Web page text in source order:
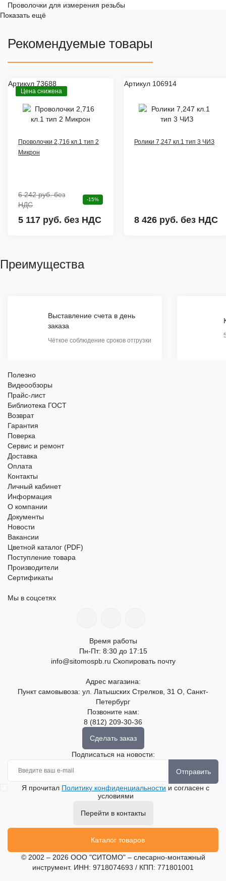
Проволочки для измерения резьбы
Показать ещё
Рекомендуемые товары
Артикул 73688
Цена снижена
Проволочки 2,716 кл.1 тип 2
Микрон
6 242 руб.без
НДС
-15%
5 117 руб. без НДС
Артикул 106914
Ролики 7,247 кл.1 тип 3 ЧИЗ
8 426 руб. без НДС
Преимущества
Выставление счета в день
заказа
Чёткое соблюдение сроков отгрузки
Полезно
Видеообзоры
Прайс-лист
Библиотека ГОСТ
Возврат
Гарантия
Поверка
Сервис и ремонт
Доставка
Оплата
Контакты
Личный кабинет
Информация
О компании
Документы
Новости
Вакансии
Цветной каталог (PDF)
Поступление товара
Производители
Сертификаты
Мы в соцсетях
Время работы
Пн-Пт: 8:30 до 17:15
info@sitomospb.ru Скопировать почту
Адрес магазина:
Пункт самовывоза: ул. Латышских Стрелков, 31 О, Санкт-
Петербург
Позвоните нам:
8 (812) 209-30-36
Сделать заказ
Подписаться на новости:
Отправить
Я прочитал Политику конфиденциальности и согласен с
условиями
Перейти в контакты
Каталог товаров
© 2002 – 2026 ООО "СИТОМО" – слесарно-монтажный
инструмент. ИНН: 9718074693 / КПП: 771801001